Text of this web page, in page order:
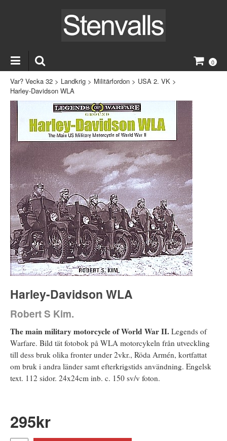
0
Var? Vecka 32 > Landkrig > Militärfordon > USA 2. VK >
Harley-Davidson WLA
Harley-Davidson WLA
Robert S Kim.
The main military motorcycle of World War II. Legends of
Warfare. Bild tät fotobok på WLA motorcykeln från utveckling
till dess bruk olika fronter under 2vkr., Röda Armén, kortfattat
om bruk i andra länder samt efterkrigstids användning. Engelsk
text. 112 sidor. 24x24cm inb. c. 150 sv/v foton.
295kr